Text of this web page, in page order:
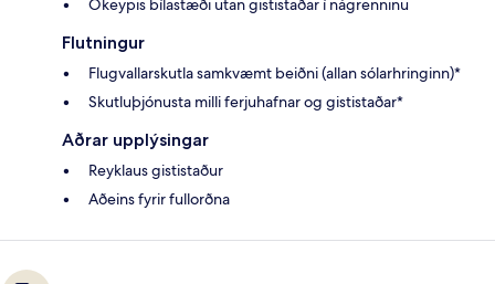
Ókeypis bílastæði utan gististaðar í nágrenninu
Flutningur
Flugvallarskutla samkvæmt beiðni (allan sólarhringinn)*
Skutluþjónusta milli ferjuhafnar og gististaðar*
Aðrar upplýsingar
Reyklaus gististaður
Aðeins fyrir fullorðna